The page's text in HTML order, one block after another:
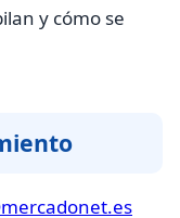
y cómo se